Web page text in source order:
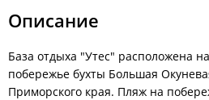
налево - на Первостроителей.
3 км по грунтовой дороге в
второй развилке поворот направо
указатели - "на бухту Окуневую") -
Описание
База отдыха "Утес" расположена
побережье бухты Большая
Приморского края. Пляж на